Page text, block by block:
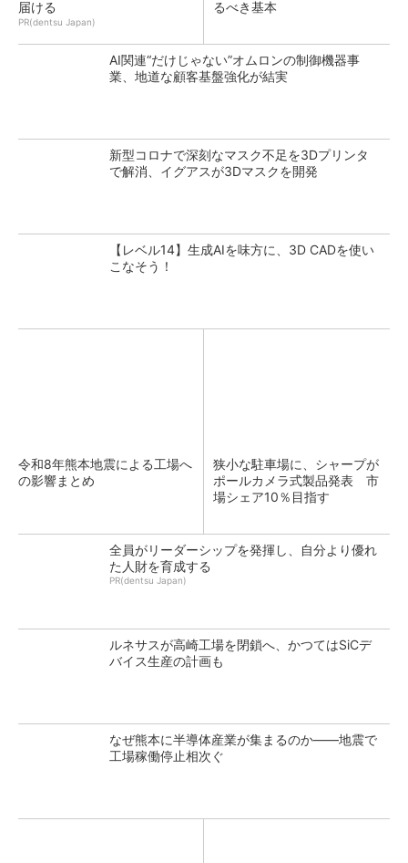
届ける
PR(dentsu Japan)
るべき基本
AI関連“だけじゃない”オムロンの制御機器事
業、地道な顧客基盤強化が結実
新型コロナで深刻なマスク不足を3Dプリンタ
で解消、イグアスが3Dマスクを開発
【レベル14】生成AIを味方に、3D CADを使い
こなそう！
令和8年熊本地震による工場へ
の影響まとめ
狭小な駐車場に、シャープが
ポールカメラ式製品発表 市
場シェア10％目指す
全員がリーダーシップを発揮し、自分より優れ
た人財を育成する
PR(dentsu Japan)
ルネサスが高崎工場を閉鎖へ、かつてはSiCデ
バイス生産の計画も
なぜ熊本に半導体産業が集まるのか――地震で
工場稼働停止相次ぐ